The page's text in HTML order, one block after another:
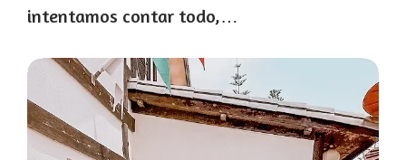
intentamos contar todo,…